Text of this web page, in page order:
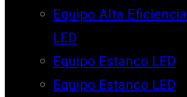
Equipo Alta Eficiencia
LED
Equipo Estanco LED
Equipo Estanco LED